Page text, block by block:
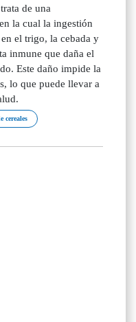
de una
la cual la ingestión
el trigo, la cebada y
inmune que daña el
Este daño impide la
lo que puede llevar a
cereales